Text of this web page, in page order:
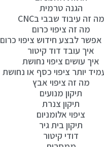
הגנה טרמית
מה זה עיבוד שבבי בCNC
מה זה ציפוי כרום
לבצע חידוש ציפוי כרום
איך עובד דוד קיטור
איך עושים ציפוי נחושת
יותר ציפוי כסף או נחושת
מה זה ציפוי אבץ
תיקון מנועים
תיקון צנרת
ציפוי אלומניום
תיקון בית גיר
דודי קיטור